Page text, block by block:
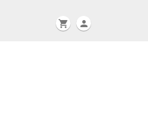
shopping_cart person